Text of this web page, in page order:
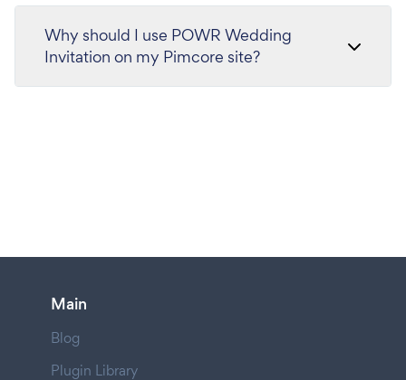
Why should I use POWR Wedding
Invitation on my Pimcore site?
Main
Blog
Plugin Library